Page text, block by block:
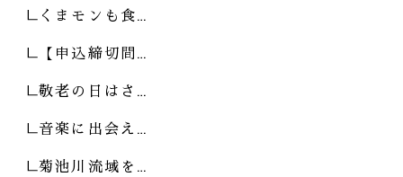
くまモンも食…
【申込締切間…
敬老の日はさ…
音楽に出会え…
菊池川流域を…